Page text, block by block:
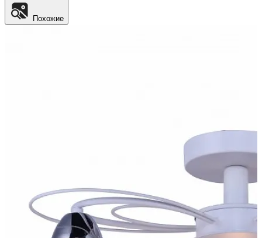
Похожие